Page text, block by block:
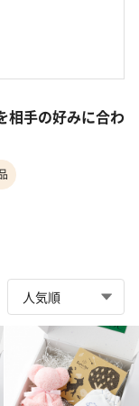
相手の好みに合わ